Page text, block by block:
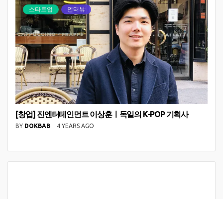
스타트업 인터뷰
[창업] 진엔터테인먼트 이상훈ㅣ독일의 K-POP 기획사
BY DOKBAB 4 YEARS AGO